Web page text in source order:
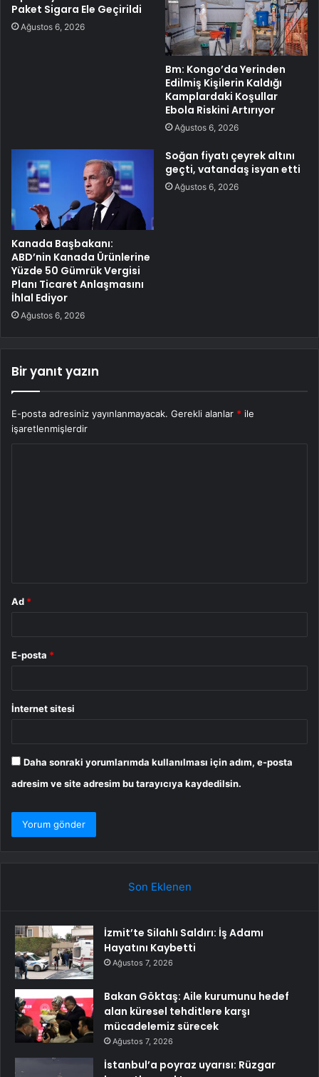
Paket Sigara Ele Geçirildi
Ağustos 6, 2026
Bm: Kongo’da Yerinden
Edilmiş Kişilerin Kaldığı
Kamplardaki Koşullar
Ebola Riskini Artırıyor
Ağustos 6, 2026
Kanada Başbakanı:
ABD’nin Kanada Ürünlerine
Yüzde 50 Gümrük Vergisi
Planı Ticaret Anlaşmasını
İhlal Ediyor
Ağustos 6, 2026
Soğan fiyatı çeyrek altını
geçti, vatandaş isyan etti
Ağustos 6, 2026
Bir yanıt yazın
E-posta adresiniz yayınlanmayacak. Gerekli alanlar * ile
işaretlenmişlerdir
Ad *
E-posta *
İnternet sitesi
Daha sonraki yorumlarımda kullanılması için adım, e-posta
adresim ve site adresim bu tarayıcıya kaydedilsin.
Son Eklenen
İzmit’te Silahlı Saldırı: İş Adamı
Hayatını Kaybetti
Ağustos 7, 2026
Bakan Göktaş: Aile kurumunu hedef
alan küresel tehditlere karşı
mücadelemiz sürecek
Ağustos 7, 2026
İstanbul’a poyraz uyarısı: Rüzgar